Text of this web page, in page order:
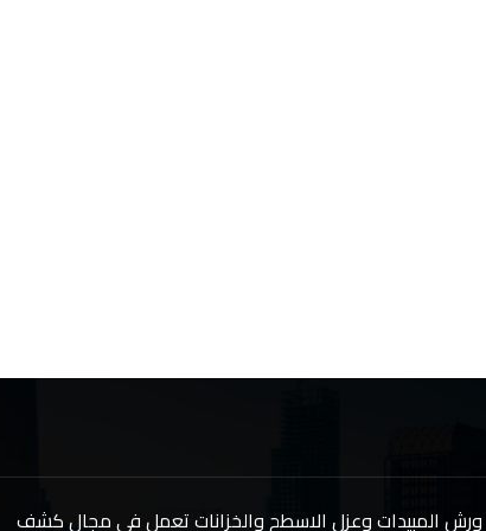
المبيدات وعزل الاسطح والخزانات تعمل في مجال كشف